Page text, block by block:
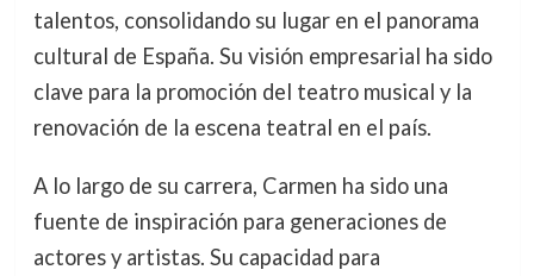
talentos, consolidando su lugar en el panorama
cultural de España. Su visión empresarial ha sido
clave para la promoción del teatro musical y la
renovación de la escena teatral en el país.
A lo largo de su carrera, Carmen ha sido una
fuente de inspiración para generaciones de
actores y artistas. Su capacidad para